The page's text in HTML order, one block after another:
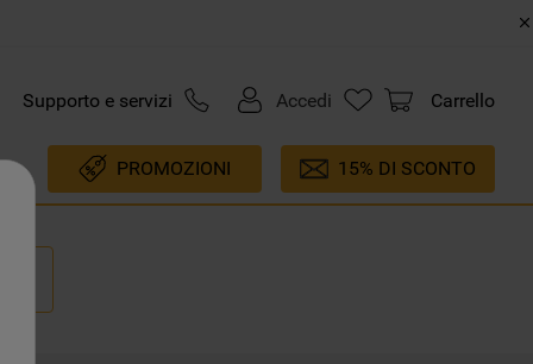
Supporto e servizi Accedi Carrello
PROMOZIONI 15% DI SCONTO